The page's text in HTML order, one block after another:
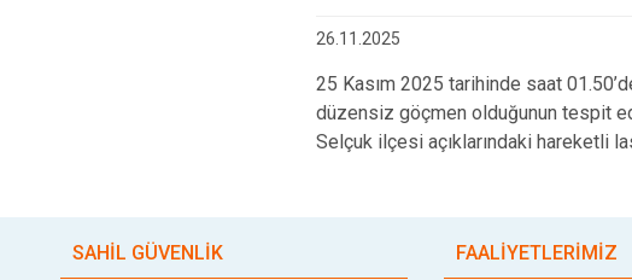
26.11.2025
25 Kasım 2025 tarihinde saat
düzensiz göçmen olduğunun tespit
Selçuk ilçesi açıklarındaki hareketli
SAHİL GÜVENLİK FAALİYETLERİMİZ